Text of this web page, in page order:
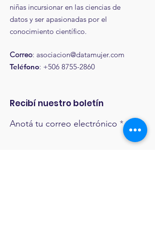
niñas incursionar en las ciencias de
datos y ser apasionadas por el
conocimiento científico.
Correo: asociacion@datamujer.com
Teléfono: +506 8755-2860
Recibí nuestro boletín
Anotá tu correo electrónico